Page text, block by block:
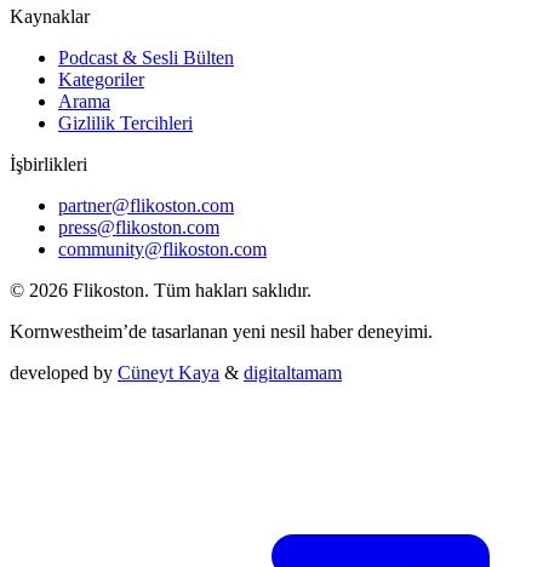
Kaynaklar
Podcast & Sesli Bülten
Kategoriler
Arama
Gizlilik Tercihleri
İşbirlikleri
partner@flikoston.com
press@flikoston.com
community@flikoston.com
© 2026 Flikoston. Tüm hakları saklıdır.
Kornwestheim’de tasarlanan yeni nesil haber deneyimi.
developed by Cüneyt Kaya & digitaltamam